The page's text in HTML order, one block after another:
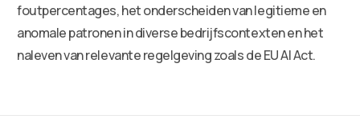
foutpercentages, het onderscheiden van legitieme en
anomale patronen in diverse bedrijfscontexten en het
naleven van relevante regelgeving zoals de EU AI Act.